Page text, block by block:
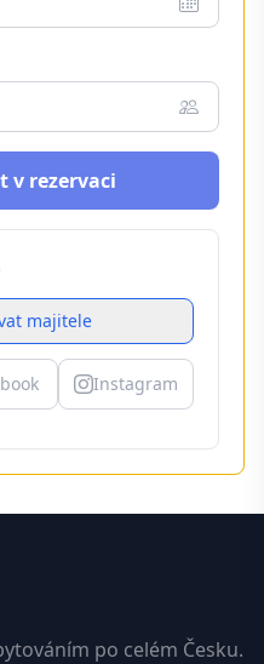
v rezervaci
majitele
Instagram
po celém Česku.